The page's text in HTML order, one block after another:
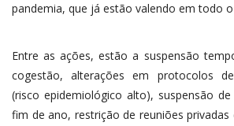
pandemia, que já estão valendo em todo
Entre as ações, estão a suspensão
cogestão, alterações em protocolos
(risco epidemiológico alto), suspensão
fim de ano, restrição de reuniões